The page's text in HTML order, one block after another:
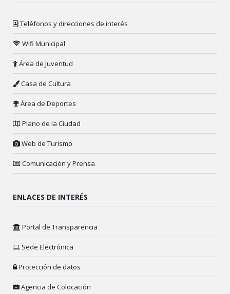
Teléfonos y direcciones de interés
Wifi Municipal
Área de Juventud
Casa de Cultura
Área de Deportes
Plano de la Ciudad
Web de Turismo
Comunicación y Prensa
ENLACES DE INTERÉS
Portal de Transparencia
Sede Electrónica
Protección de datos
Agencia de Colocación